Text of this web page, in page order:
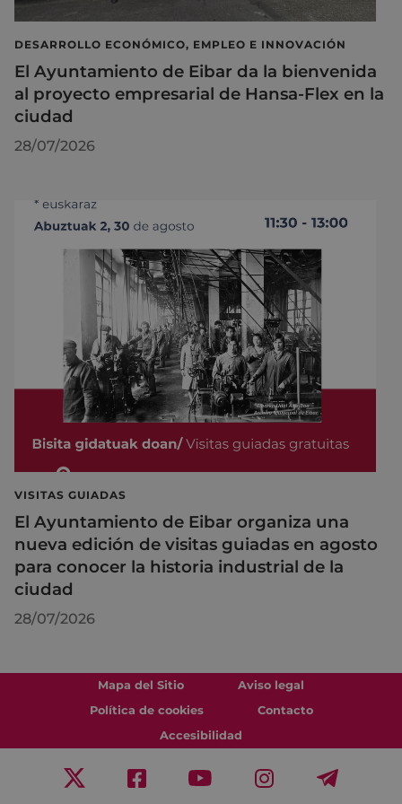
DESARROLLO ECONÓMICO, EMPLEO E INNOVACIÓN
El Ayuntamiento de Eibar da la bienvenida
al proyecto empresarial de Hansa-Flex en la
ciudad
28/07/2026
VISITAS GUIADAS
El Ayuntamiento de Eibar organiza una
nueva edición de visitas guiadas en agosto
para conocer la historia industrial de la
ciudad
28/07/2026
Mapa del Sitio
Aviso legal
Política de cookies
Contacto
Accesibilidad